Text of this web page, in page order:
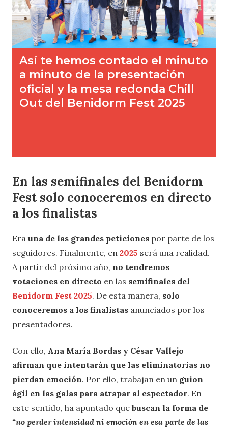
En las semifinales del Benidorm
Fest solo conoceremos en directo
a los finalistas
Era una de las grandes peticiones por parte de los
seguidores. Finalmente, en 2025 será una realidad.
A partir del próximo año, no tendremos
votaciones en directo en las semifinales del
Benidorm Fest 2025. De esta manera, solo
conoceremos a los finalistas anunciados por los
presentadores.
Con ello, Ana María Bordas y César Vallejo
afirman que intentarán que las eliminatorias no
pierdan emoción. Por ello, trabajan en un guion
ágil en las galas para atrapar al espectador. En
este sentido, ha apuntado que buscan la forma de
“no perder intensidad ni emoción en esa parte de las